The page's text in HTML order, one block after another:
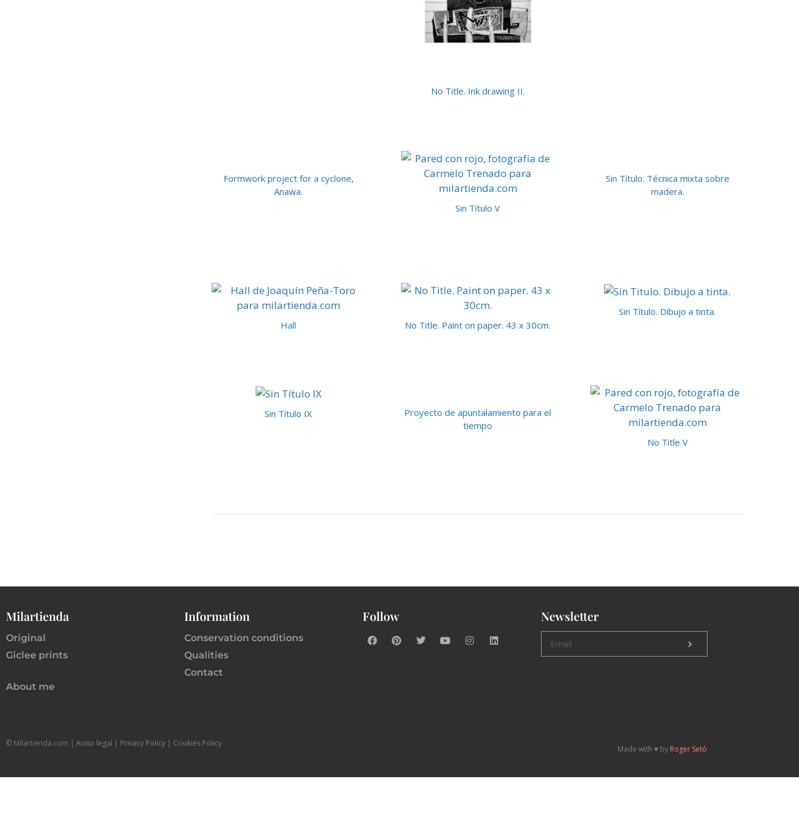
No Title. Ink drawing II.
Formwork project for a cyclone,
Anawa.
Sin Título V
Sin Título. Técnica mixta sobre
madera.
Hall No Title. Paint on paper. 43 x 30cm.
Sin Título. Dibujo a tinta.
Sin Título IX
Proyecto de apuntalamiento para el
tiempo
No Title V
Milartienda
Original
Giclee prints
About me
Information
Conservation conditions
Qualities
Contact
Follow Newsletter
© Milartienda.com | Aviso legal | Privacy Policy | Cookies Policy
Made with ♥️ by Roger Setó